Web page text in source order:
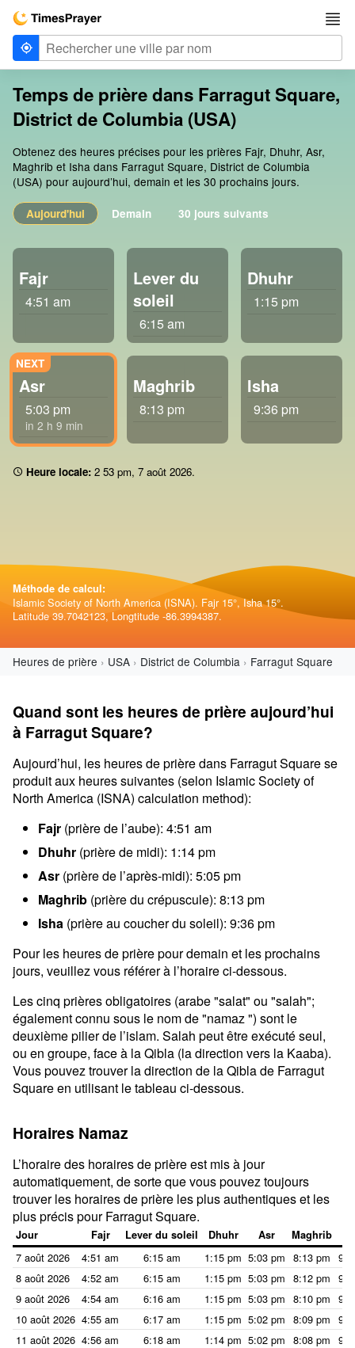
Temps de prière dans Farragut Square,
District de Columbia (USA)
Obtenez des heures précises pour les prières Fajr, Dhuhr, Asr,
Maghrib et Isha dans Farragut Square, District de Columbia
(USA) pour aujourd’hui, demain et les 30 prochains jours.
Aujourd'hui Demain 30 jours suivants
Fajr
4:51 am
Lever du
soleil
6:15 am
Dhuhr
1:15 pm
Asr
5:03 pm
in 2 h 9 min
Maghrib
8:13 pm
Isha
9:36 pm
Heure locale: 2:53 pm, 7 août 2026.
Méthode de calcul:
Islamic Society of North America (ISNA). Fajr 15°, Isha 15°.
Latitude 39.7042123, Longtitude -86.3994387.
Heures de prière USA District de Columbia Farragut Square
Quand sont les heures de prière aujourd’hui
à Farragut Square?
Aujourd’hui, les heures de prière dans Farragut Square se
produit aux heures suivantes (selon Islamic Society of
North America (ISNA) calculation method):
Fajr (prière de l’aube): 4:51 am
Dhuhr (prière de midi): 1:14 pm
Asr (prière de l’après-midi): 5:05 pm
Maghrib (prière du crépuscule): 8:13 pm
Isha (prière au coucher du soleil): 9:36 pm
Pour les heures de prière pour demain et les prochains
jours, veuillez vous référer à l’horaire ci-dessous.
Les cinq prières obligatoires (arabe "salat" ou "salah";
également connu sous le nom de "namaz ") sont le
deuxième pilier de l’islam. Salah peut être exécuté seul,
ou en groupe, face à la Qibla (la direction vers la Kaaba).
Vous pouvez trouver la direction de la Qibla de Farragut
Square en utilisant le tableau ci-dessous.
Horaires Namaz
L’horaire des horaires de prière est mis à jour
automatiquement, de sorte que vous pouvez toujours
trouver les horaires de prière les plus authentiques et les
plus précis pour Farragut Square.
Jour Fajr Lever du soleil Dhuhr Asr Maghrib
7 août 2026 4:51 am 6:15 am 1:15 pm 5:03 pm 8:13 pm
8 août 2026
4:52 am 6:15 am 1:15 pm 5:03 pm 8:12 pm
9 août 2026
4:54 am 6:16 am 1:15 pm 5:03 pm 8:10 pm
10 août 2026 4:55 am 6:17 am 1:15 pm 5:02 pm 8:09 pm
11 août 2026 4:56 am 6:18 am 1:14 pm 5:02 pm 8:08 pm